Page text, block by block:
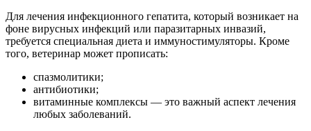
Для лечения инфекционного гепатита, который возникает на
фоне вирусных инфекций или паразитарных инвазий,
требуется специальная диета и иммуностимуляторы. Кроме
того, ветеринар может прописать:
спазмолитики;
антибиотики;
витаминные комплексы — это важный аспект лечения
любых заболеваний.